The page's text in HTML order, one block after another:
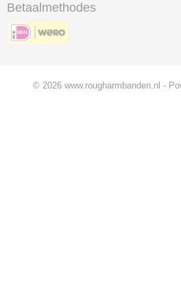
Betaalmethodes
© 2026 www.rougharmbanden.nl -